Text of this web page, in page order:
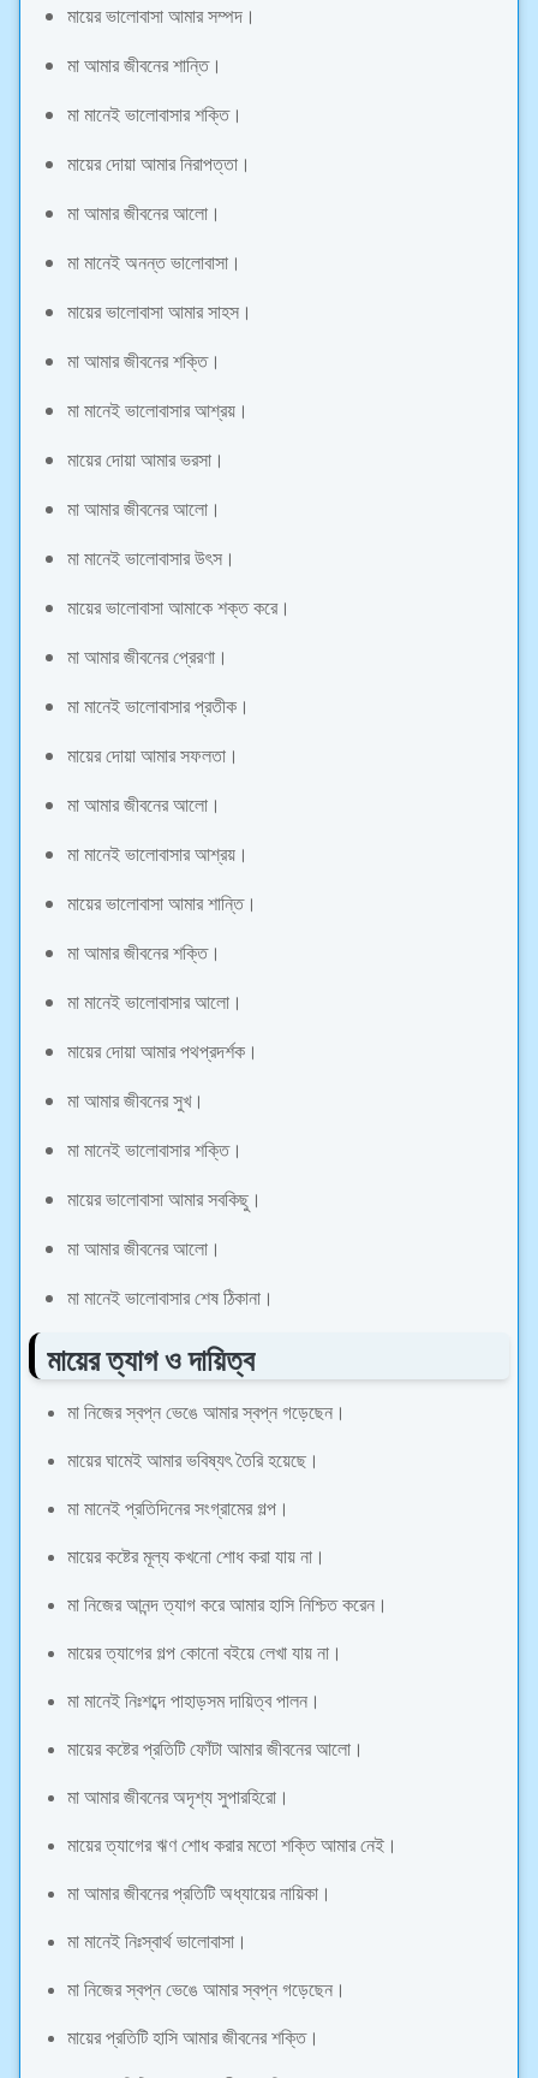
মায়ের ভালোবাসা আমার সম্পদ।
মা আমার জীবনের শান্তি।
মা মানেই ভালোবাসার শক্তি।
মায়ের দোয়া আমার নিরাপত্তা।
মা আমার জীবনের আলো।
মা মানেই অনন্ত ভালোবাসা।
মায়ের ভালোবাসা আমার সাহস।
মা আমার জীবনের শক্তি।
মা মানেই ভালোবাসার আশ্রয়।
মায়ের দোয়া আমার ভরসা।
মা আমার জীবনের আলো।
মা মানেই ভালোবাসার উৎস।
মায়ের ভালোবাসা আমাকে শক্ত করে।
মা আমার জীবনের প্রেরণা।
মা মানেই ভালোবাসার প্রতীক।
মায়ের দোয়া আমার সফলতা।
মা আমার জীবনের আলো।
মা মানেই ভালোবাসার আশ্রয়।
মায়ের ভালোবাসা আমার শান্তি।
মা আমার জীবনের শক্তি।
মা মানেই ভালোবাসার আলো।
মায়ের দোয়া আমার পথপ্রদর্শক।
মা আমার জীবনের সুখ।
মা মানেই ভালোবাসার শক্তি।
মায়ের ভালোবাসা আমার সবকিছু।
মা আমার জীবনের আলো।
মা মানেই ভালোবাসার শেষ ঠিকানা।
মায়ের ত্যাগ ও দায়িত্ব
মা নিজের স্বপ্ন ভেঙে আমার স্বপ্ন গড়েছেন।
মায়ের ঘামেই আমার ভবিষ্যৎ তৈরি হয়েছে।
মা মানেই প্রতিদিনের সংগ্রামের গল্প।
মায়ের কষ্টের মূল্য কখনো শোধ করা যায় না।
মা নিজের আনন্দ ত্যাগ করে আমার হাসি নিশ্চিত করেন।
মায়ের ত্যাগের গল্প কোনো বইয়ে লেখা যায় না।
মা মানেই নিঃশব্দে পাহাড়সম দায়িত্ব পালন।
মায়ের কষ্টের প্রতিটি ফোঁটা আমার জীবনের আলো।
মা আমার জীবনের অদৃশ্য সুপারহিরো।
মায়ের ত্যাগের ঋণ শোধ করার মতো শক্তি আমার নেই।
মা আমার জীবনের প্রতিটি অধ্যায়ের নায়িকা।
মা মানেই নিঃস্বার্থ ভালোবাসা।
মা নিজের স্বপ্ন ভেঙে আমার স্বপ্ন গড়েছেন।
মায়ের প্রতিটি হাসি আমার জীবনের শক্তি।